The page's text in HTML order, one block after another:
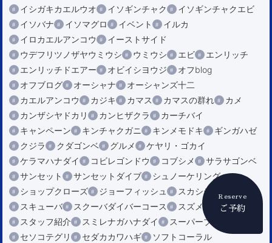
Reserve
ご予約
イシガキカエルウオ
イソギンチャク
イソギンチャクエビ
イソバナ
イソマグロ イベント
イルカ
イロカエルアンコウ
イーストサイド
ウデフリツノザヤウミウシ
ウミウシ エビ
エンリッチ
エンリッチドエアー
オビイシヨウジ
オフblog
オフブログ
オーシャナ
オーシャンズ十二
カエルアンコウ
カジキ カマス カマスの群れ
カメ
カンザシヤドカリ
カンヒザクラ
カーチバイ
キャンペーン
キンチャクガニ キンメモドキ
ギンガハゼ
クジラ
クダゴンベ グルメ
ケヤリ・ゴカイ
ケラマハナダイ
コビレゴンドウ コブシメ
サラサゴンベ
サンセット
サンセットダイブ
シュノーケリング
ショップクローズ
ジョーフィッシュ
スカシテンジクダイ
スキューバ
スクーバダイバーコース
スズメダイ
スタッフ紹介
スミレナガハナダイ
スーパーブルー
セソコテグリ
セダカカワハギ ソフトコーラル